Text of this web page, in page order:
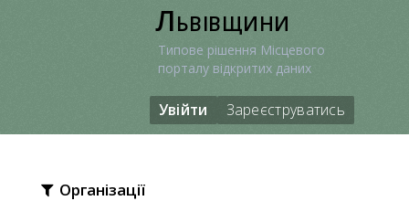
Львівщини
Типове рішення Місцевого
порталу відкритих даних
Увійти Зареєструватись
Організації